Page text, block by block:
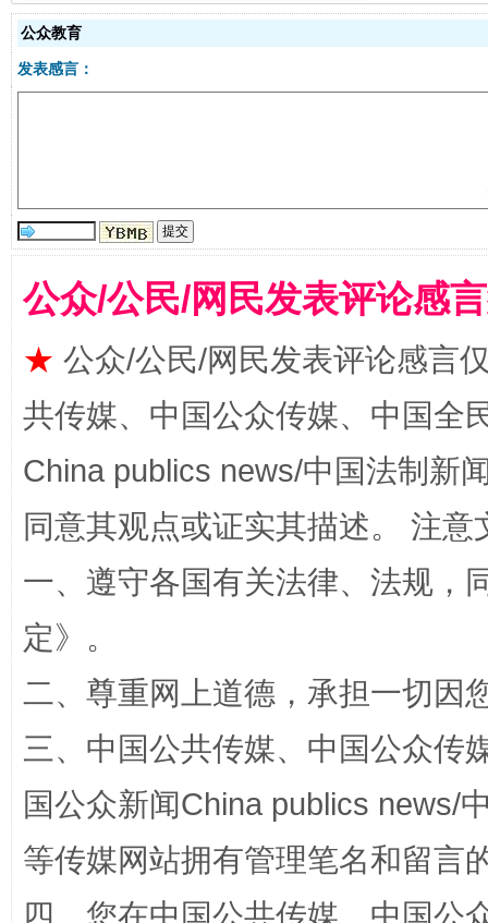
阿坝州三大球赛在茂县开幕 规模
公众教育
发表感言：
公众/公民/网民发表评论感
★ 公众/公民/网民发表评论感言
共传媒、中国公众传媒、中国全
China publics news/中国法制新
同意其观点或证实其描述。 注
一、遵守各国有关法律、法规，
定》。
二、尊重网上道德，承担一切因
三、中国公共传媒、中国公众传
国公众新闻China publics news/
等传媒网站拥有管理笔名和留言
四、您在中国公共传媒、中国公